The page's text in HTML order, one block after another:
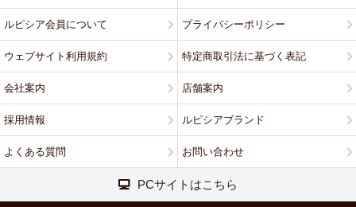
ルピシア会員について プライバシーポリシー
ウェブサイト利用規約 特定商取引法に基づく表記
会社案内 店舗案内
採用情報 ルピシアブランド
よくある質問 お問い合わせ
PCサイトはこちら